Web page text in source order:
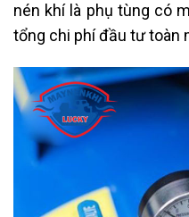
nén khí là phụ tùng có
tổng chi phí đầu tư toàn